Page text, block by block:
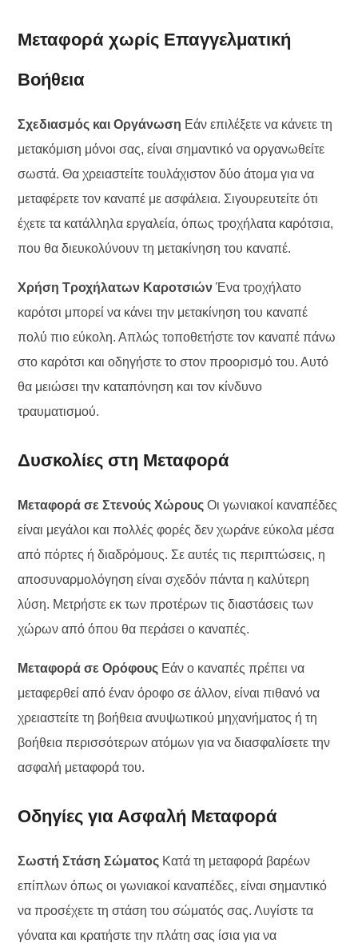
Μεταφορά χωρίς Επαγγελματική
Βοήθεια
Σχεδιασμός και Οργάνωση Εάν επιλέξετε να κάνετε τη
μετακόμιση μόνοι σας, είναι σημαντικό να οργανωθείτε
σωστά. Θα χρειαστείτε τουλάχιστον δύο άτομα για να
μεταφέρετε τον καναπέ με ασφάλεια. Σιγουρευτείτε ότι
έχετε τα κατάλληλα εργαλεία, όπως τροχήλατα καρότσια,
που θα διευκολύνουν τη μετακίνηση του καναπέ.
Χρήση Τροχήλατων Καροτσιών Ένα τροχήλατο
καρότσι μπορεί να κάνει την μετακίνηση του καναπέ
πολύ πιο εύκολη. Απλώς τοποθετήστε τον καναπέ πάνω
στο καρότσι και οδηγήστε το στον προορισμό του. Αυτό
θα μειώσει την καταπόνηση και τον κίνδυνο
τραυματισμού.
Δυσκολίες στη Μεταφορά
Μεταφορά σε Στενούς Χώρους Οι γωνιακοί καναπέδες
είναι μεγάλοι και πολλές φορές δεν χωράνε εύκολα μέσα
από πόρτες ή διαδρόμους. Σε αυτές τις περιπτώσεις, η
αποσυναρμολόγηση είναι σχεδόν πάντα η καλύτερη
λύση. Μετρήστε εκ των προτέρων τις διαστάσεις των
χώρων από όπου θα περάσει ο καναπές.
Μεταφορά σε Ορόφους Εάν ο καναπές πρέπει να
μεταφερθεί από έναν όροφο σε άλλον, είναι πιθανό να
χρειαστείτε τη βοήθεια ανυψωτικού μηχανήματος ή τη
βοήθεια περισσότερων ατόμων για να διασφαλίσετε την
ασφαλή μεταφορά του.
Οδηγίες για Ασφαλή Μεταφορά
Σωστή Στάση Σώματος Κατά τη μεταφορά βαρέων
επίπλων όπως οι γωνιακοί καναπέδες, είναι σημαντικό
να προσέχετε τη στάση του σώματός σας. Λυγίστε τα
γόνατα και κρατήστε την πλάτη σας ίσια για να